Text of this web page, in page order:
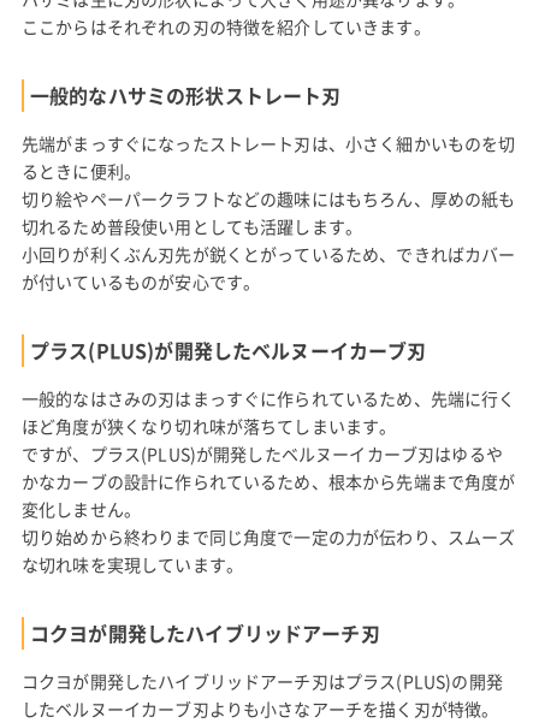
ここからはそれぞれの刃の特徴を紹介していきます。
一般的なハサミの形状ストレート刃
先端がまっすぐになったストレート刃は、小さく細かいものを切
るときに便利。
切り絵やペーパークラフトなどの趣味にはもちろん、厚めの紙も
切れるため普段使い用としても活躍します。
小回りが利くぶん刃先が鋭くとがっているため、できればカバー
が付いているものが安心です。
プラス(PLUS)が開発したベルヌーイカーブ刃
一般的なはさみの刃はまっすぐに作られているため、先端に行く
ほど角度が狭くなり切れ味が落ちてしまいます。
ですが、プラス(PLUS)が開発したベルヌーイカーブ刃はゆるや
かなカーブの設計に作られているため、根本から先端まで角度が
変化しません。
切り始めから終わりまで同じ角度で一定の力が伝わり、スムーズ
な切れ味を実現しています。
コクヨが開発したハイブリッドアーチ刃
コクヨが開発したハイブリッドアーチ刃はプラス(PLUS)の開発
したベルヌーイカーブ刃よりも小さなアーチを描く刃が特徴。